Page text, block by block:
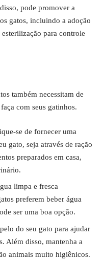
pode promover a
gatos, incluindo a adoção
para controle
também necessitam de
com seus gatinhos.
se de fornecer uma
gato, seja através de ração
preparados em casa,
limpa e fresca
preferem beber água
ser uma boa opção.
do seu gato para ajudar
Além disso, mantenha a
animais muito higiênicos.